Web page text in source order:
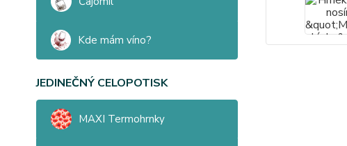
Kde mám víno?
JEDINEČNÝ CELOPOTISK
MAXI Termohrnky